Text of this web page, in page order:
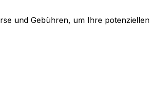
und Gebühren, um Ihre